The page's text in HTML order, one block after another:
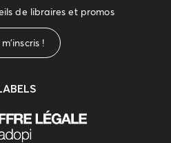
de libraires et promos
!